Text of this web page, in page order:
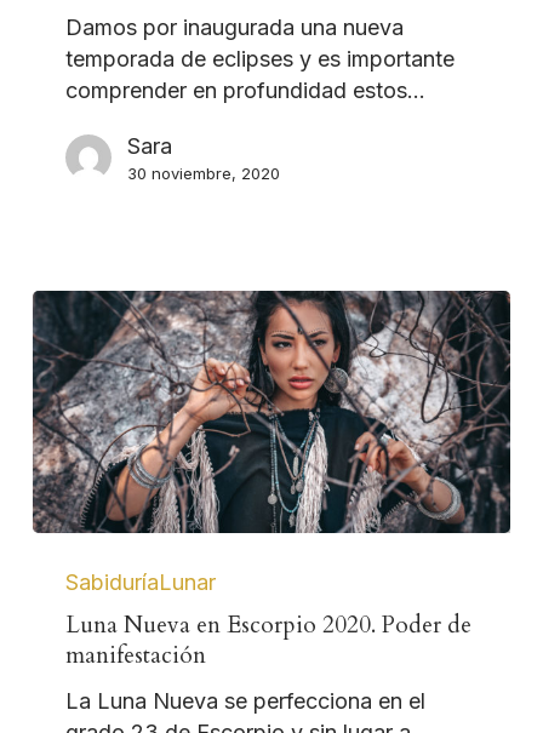
Damos por inaugurada una nueva
temporada de eclipses y es importante
comprender en profundidad estos…
Sara
30 noviembre, 2020
SabiduríaLunar
Luna Nueva en Escorpio 2020. Poder de
manifestación
La Luna Nueva se perfecciona en el